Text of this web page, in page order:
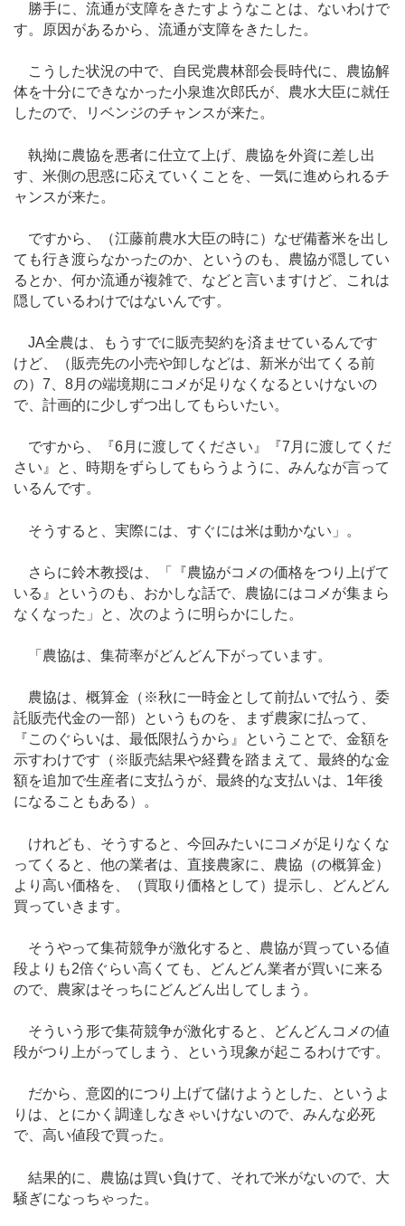
勝手に、流通が支障をきたすようなことは、ないわけで
す。原因があるから、流通が支障をきたした。
こうした状況の中で、自民党農林部会長時代に、農協解
体を十分にできなかった小泉進次郎氏が、農水大臣に就任
したので、リベンジのチャンスが来た。
執拗に農協を悪者に仕立て上げ、農協を外資に差し出
す、米側の思惑に応えていくことを、一気に進められるチ
ャンスが来た。
ですから、（江藤前農水大臣の時に）なぜ備蓄米を出し
ても行き渡らなかったのか、というのも、農協が隠してい
るとか、何か流通が複雑で、などと言いますけど、これは
隠しているわけではないんです。
JA全農は、もうすでに販売契約を済ませているんです
けど、（販売先の小売や卸しなどは、新米が出てくる前
の）7、8月の端境期にコメが足りなくなるといけないの
で、計画的に少しずつ出してもらいたい。
ですから、『6月に渡してください』『7月に渡してくだ
さい』と、時期をずらしてもらうように、みんなが言って
いるんです。
そうすると、実際には、すぐには米は動かない」。
さらに鈴木教授は、「『農協がコメの価格をつり上げて
いる』というのも、おかしな話で、農協にはコメが集まら
なくなった」と、次のように明らかにした。
「農協は、集荷率がどんどん下がっています。
農協は、概算金（※秋に一時金として前払いで払う、委
託販売代金の一部）というものを、まず農家に払って、
『このぐらいは、最低限払うから』ということで、金額を
示すわけです（※販売結果や経費を踏まえて、最終的な金
額を追加で生産者に支払うが、最終的な支払いは、1年後
になることもある）。
けれども、そうすると、今回みたいにコメが足りなくな
ってくると、他の業者は、直接農家に、農協（の概算金）
より高い価格を、（買取り価格として）提示し、どんどん
買っていきます。
そうやって集荷競争が激化すると、農協が買っている値
段よりも2倍ぐらい高くても、どんどん業者が買いに来る
ので、農家はそっちにどんどん出してしまう。
そういう形で集荷競争が激化すると、どんどんコメの値
段がつり上がってしまう、という現象が起こるわけです。
だから、意図的につり上げて儲けようとした、というよ
りは、とにかく調達しなきゃいけないので、みんな必死
で、高い値段で買った。
結果的に、農協は買い負けて、それで米がないので、大
騒ぎになっちゃった。